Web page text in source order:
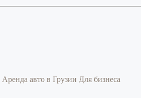
Аренда авто в Грузии Для бизнеса